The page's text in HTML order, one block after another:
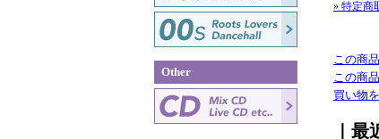
» 特定商
この商
この商
買い物
｜
Other